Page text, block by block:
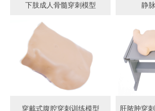
下肢成人骨髓穿刺模型 静
穿戴式腹腔穿刺训练模型